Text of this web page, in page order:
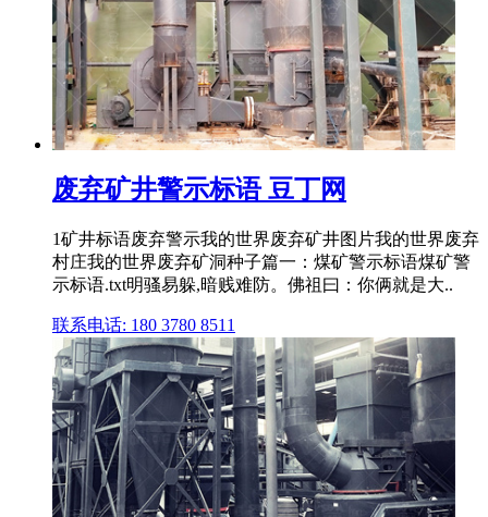
废弃矿井警示标语 豆丁网
1矿井标语废弃警示我的世界废弃矿井图片我的世界废弃
村庄我的世界废弃矿洞种子篇一：煤矿警示标语煤矿警
示标语.txt明骚易躲,暗贱难防。佛祖曰：你俩就是大..
联系电话: 180 3780 8511